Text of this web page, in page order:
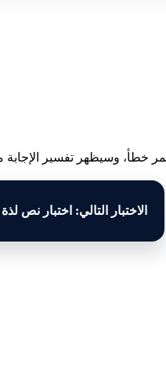
خطأ، وسيظهر تفسير الإجابة
الاختبار التالي: اختبار نص لذة